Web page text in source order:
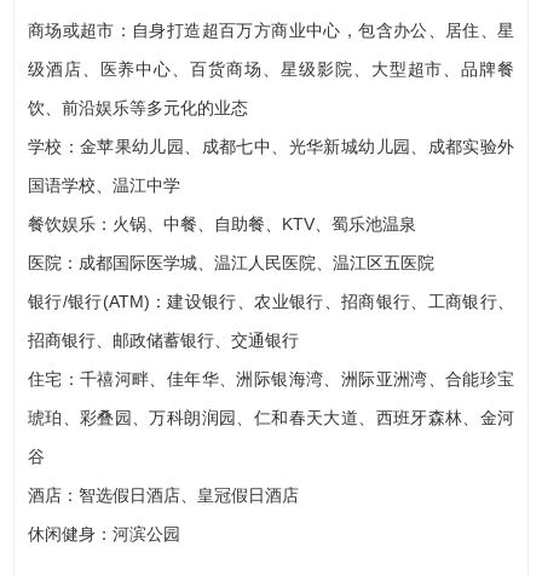
商场或超市：自身打造超百万方商业中心，包含办公、居住、星
级酒店、医养中心、百货商场、星级影院、大型超市、品牌餐
饮、前沿娱乐等多元化的业态
学校：金苹果幼儿园、成都七中、光华新城幼儿园、成都实验外
国语学校、温江中学
餐饮娱乐：火锅、中餐、自助餐、KTV、蜀乐池温泉
医院：成都国际医学城、温江人民医院、温江区五医院
银行/银行(ATM)：建设银行、农业银行、招商银行、工商银行、
招商银行、邮政储蓄银行、交通银行
住宅：千禧河畔、佳年华、洲际银海湾、洲际亚洲湾、合能珍宝
琥珀、彩叠园、万科朗润园、仁和春天大道、西班牙森林、金河
谷
酒店：智选假日酒店、皇冠假日酒店
休闲健身：河滨公园